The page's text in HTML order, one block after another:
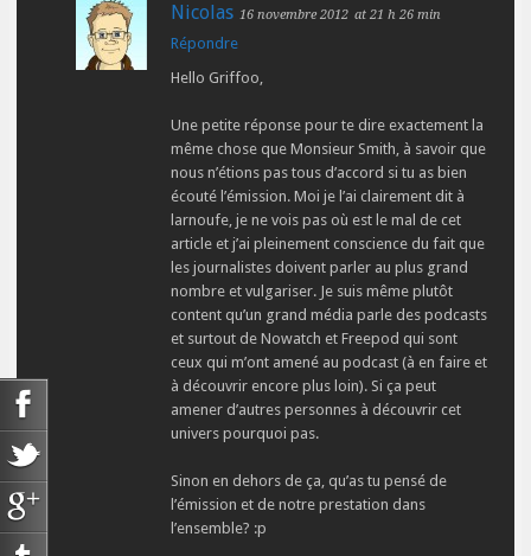
Nicolas 16 novembre 2012 at 21 h 26 min
Répondre
Hello Griffoo,
Une petite réponse pour te dire exactement la
même chose que Monsieur Smith, à savoir que
nous n’étions pas tous d’accord si tu as bien
écouté l’émission. Moi je l’ai clairement dit à
larnoufe, je ne vois pas où est le mal de cet
article et j’ai pleinement conscience du fait que
les journalistes doivent parler au plus grand
nombre et vulgariser. Je suis même plutôt
content qu’un grand média parle des podcasts
et surtout de Nowatch et Freepod qui sont
ceux qui m’ont amené au podcast (à en faire et
à découvrir encore plus loin). Si ça peut
amener d’autres personnes à découvrir cet
univers pourquoi pas.
Sinon en dehors de ça, qu’as tu pensé de
l’émission et de notre prestation dans
l’ensemble? :p